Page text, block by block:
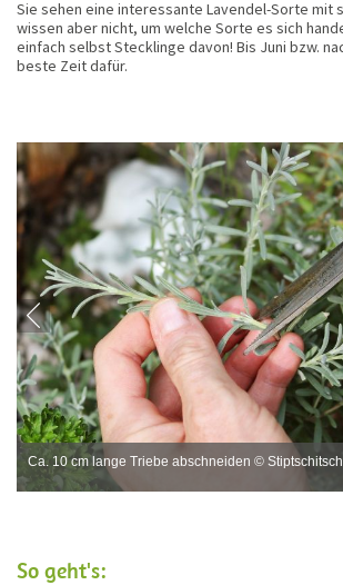
Sie sehen eine interessante Lavendel-Sorte mit
wissen aber nicht, um welche Sorte es sich
einfach selbst Stecklinge davon! Bis Juni bzw.
beste Zeit dafür.
Ca. 10 cm lange Triebe abschneiden © Stiptschitsch
So geht's: